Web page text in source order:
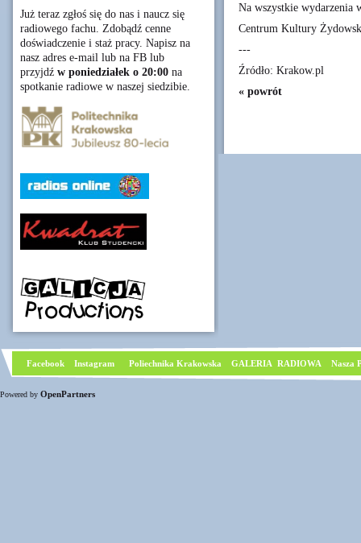
Już teraz zgłoś się do nas i naucz się
radiowego fachu. Zdobądź cenne
doświadczenie i staż pracy. Napisz na
nasz adres e-mail lub na FB lub
przyjdź w poniedziałek o 20:00 na
spotkanie radiowe w naszej siedzibie.
Na wszystkie wydarzenia
Centrum Kultury
---
Źródło: Krakow.pl
« powrót
Facebook Instagram Poliechnika Krakowska GALERIA RADIOWA Nasza
Powered by OpenPartners